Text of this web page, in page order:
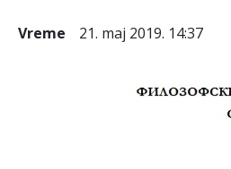
Vreme 21. maj 2019. 14:37